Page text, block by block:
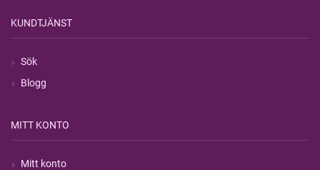
KUNDTJÄNST
Sök
Blogg
MITT KONTO
Mitt konto